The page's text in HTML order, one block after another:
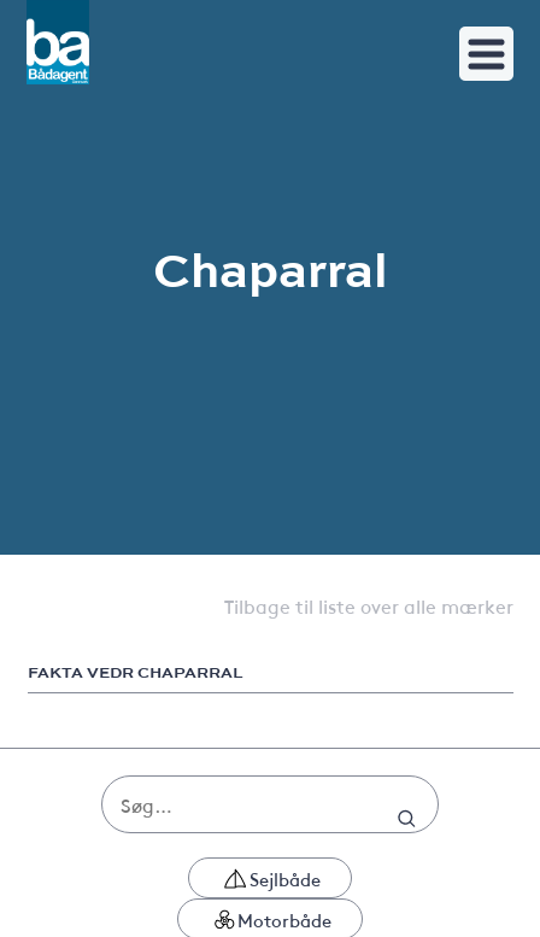
Chaparral
Tilbage til liste over alle mærker
FAKTA VEDR CHAPARRAL
Sejlbåde
Motorbåde